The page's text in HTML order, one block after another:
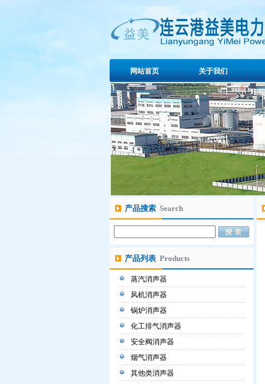
网站首页 关于我们
产品搜索 Search
产品列表 Products
蒸汽消声器
风机消声器
锅炉消声器
化工排气消声器
安全阀消声器
烟气消声器
其他类消声器